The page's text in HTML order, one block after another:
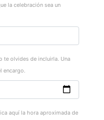
la celebración sea un
te olvides de incluirla. Una
encargo.
aquí la hora aproximada de